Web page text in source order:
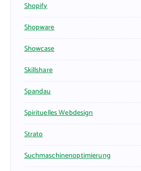
Shopify
Shopware
Showcase
Skillshare
Spandau
Spirituelles Webdesign
Strato
Suchmaschinenoptimierung